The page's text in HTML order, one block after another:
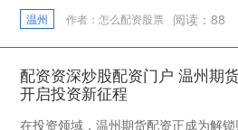
温州 作者：怎么配资股票 阅读： 88
配资资深炒股配资门户 温州期
开启投资新征程
在投资领域，温州期货配资正成为解